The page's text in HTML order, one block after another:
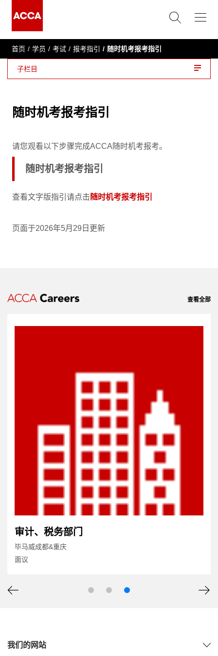
首页 学员 考试 报考指引 随时机考报考指引
子栏目
随时机考报考指引
请您观看以下步骤完成ACCA随时机考报考。
随时机考报考指引
查看文字版指引请点击 随时机考报考指引
页面于2026年5月29日更新
查看全部
审计、税务部门
毕马威成都&重庆
面议
我们的网站